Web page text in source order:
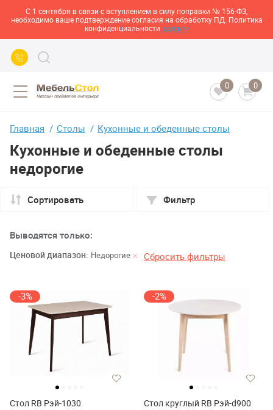
С 1 сентября в связи с вступлением в силу поправки № 156-ФЗ,
необходимо ваше подтверждение согласия на обработку ПД. Политика
конфиденциальности здесь>>
0 0
Главная Столы Кухонные и обеденные столы
Кухонные и обеденные столы
недорогие
Сортировать Фильтр
Выводятся только:
Ценовой диапазон: Недорогие Сбросить фильтры
-3%
Стол RB Рэй-1030
-2%
Стол круглый RB Рэй-d900